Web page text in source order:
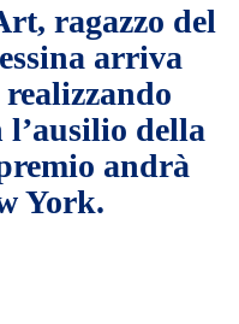
ragazzo del
arriva
realizzando
l’ausilio della
andrà
York.